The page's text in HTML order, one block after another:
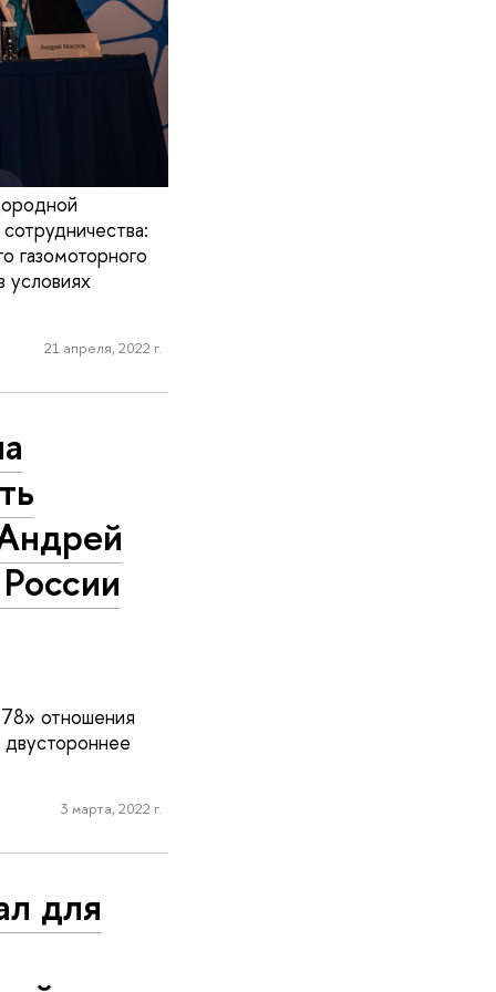
газомоторного
условиях
21 апреля, 2022 г.
отношения
двустороннее
3 марта, 2022 г.
для